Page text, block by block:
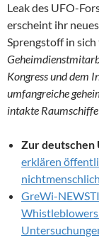
Leak des UFO-
erscheint ihr
Sprengstoff in
Kongress und dem
umfangreiche
intakte Raumschiffe
Zur deutschen
erklären
GreWi-
Whistleblowers